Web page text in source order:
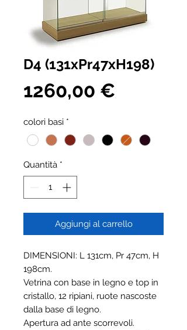
D4 (131xPr47xH198)
1260,00 €
colori basi *
Quantità *
Aggiungi al carrello
DIMENSIONI: L 131cm, Pr 47cm, H
198cm.
Vetrina con base in legno e top in
cristallo, 12 ripiani, ruote nascoste
dalla base di legno.
Apertura ad ante scorrevoli.